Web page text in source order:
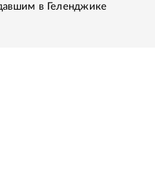
в Геленджике